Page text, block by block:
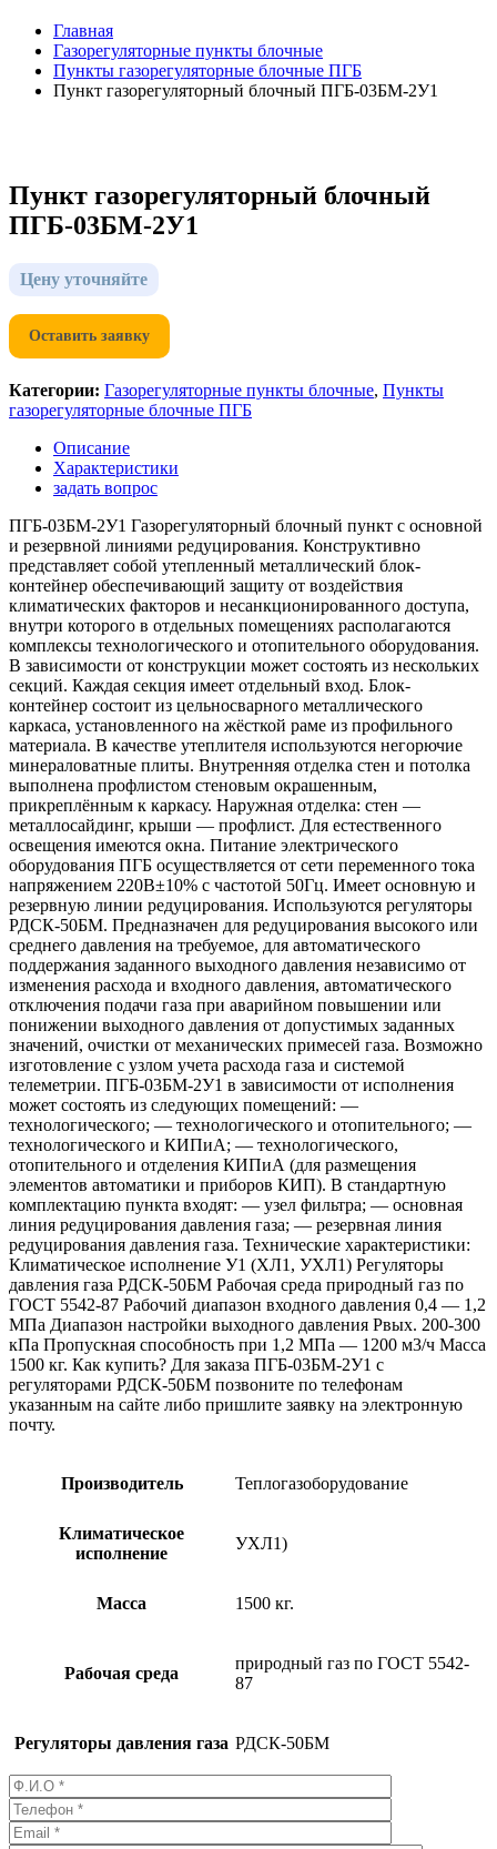
Главная
Газорегуляторные пункты блочные
Пункты газорегуляторные блочные ПГБ
Пункт газорегуляторный блочный ПГБ-03БМ-2У1
Пункт газорегуляторный блочный
ПГБ-03БМ-2У1
Цену уточняйте
Оставить заявку
Категории: Газорегуляторные пункты блочные, Пункты
газорегуляторные блочные ПГБ
Описание
Характеристики
задать вопрос
ПГБ-03БМ-2У1 Газорегуляторный блочный пункт с основной
и резервной линиями редуцирования. Конструктивно
представляет собой утепленный металлический блок-
контейнер обеспечивающий защиту от воздействия
климатических факторов и несанкционированного доступа,
внутри которого в отдельных помещениях располагаются
комплексы технологического и отопительного оборудования.
В зависимости от конструкции может состоять из нескольких
секций. Каждая секция имеет отдельный вход. Блок-
контейнер состоит из цельносварного металлического
каркаса, установленного на жёсткой раме из профильного
материала. В качестве утеплителя используются негорючие
минераловатные плиты. Внутренняя отделка стен и потолка
выполнена профлистом стеновым окрашенным,
прикреплённым к каркасу. Наружная отделка: стен —
металлосайдинг, крыши — профлист. Для естественного
освещения имеются окна. Питание электрического
оборудования ПГБ осуществляется от сети переменного тока
напряжением 220В±10% с частотой 50Гц. Имеет основную и
резервную линии редуцирования. Используются регуляторы
РДСК-50БМ. Предназначен для редуцирования высокого или
среднего давления на требуемое, для автоматического
поддержания заданного выходного давления независимо от
изменения расхода и входного давления, автоматического
отключения подачи газа при аварийном повышении или
понижении выходного давления от допустимых заданных
значений, очистки от механических примесей газа. Возможно
изготовление с узлом учета расхода газа и системой
телеметрии. ПГБ-03БМ-2У1 в зависимости от исполнения
может состоять из следующих помещений: —
технологического; — технологического и отопительного; —
технологического и КИПиА; — технологического,
отопительного и отделения КИПиА (для размещения
элементов автоматики и приборов КИП). В стандартную
комплектацию пункта входят: — узел фильтра; — основная
линия редуцирования давления газа; — резервная линия
редуцирования давления газа. Технические характеристики:
Климатическое исполнение У1 (ХЛ1, УХЛ1) Регуляторы
давления газа РДСК-50БМ Рабочая среда природный газ по
ГОСТ 5542-87 Рабочий диапазон входного давления 0,4 — 1,2
МПа Диапазон настройки выходного давления Рвых. 200-300
кПа Пропускная способность при 1,2 МПа — 1200 м3/ч Масса
1500 кг. Как купить? Для заказа ПГБ-03БМ-2У1 с
регуляторами РДСК-50БМ позвоните по телефонам
указанным на сайте либо пришлите заявку на электронную
почту.
Производитель Теплогазоборудование
Климатическое
исполнение
УХЛ1)
Масса 1500 кг.
Рабочая среда
природный газ по ГОСТ 5542-
87
Регуляторы давления газа РДСК-50БМ